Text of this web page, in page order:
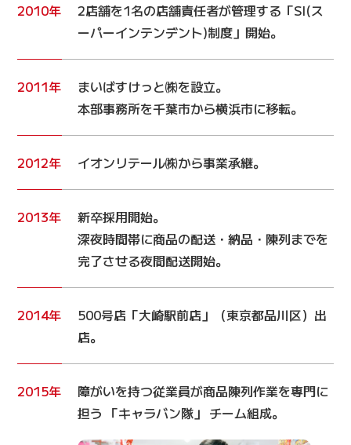
2010年
2店舗を1名の店舗責任者が管理する「SI(ス
ーパーインテンデント)制度」開始。
2011年
まいばすけっと㈱を設立。
本部事務所を千葉市から横浜市に移転。
2012年 イオンリテール㈱から事業承継。
2013年
新卒採用開始。
深夜時間帯に商品の配送・納品・陳列までを
完了させる夜間配送開始。
2014年
500号店「大崎駅前店」（東京都品川区）出
店。
2015年
障がいを持つ従業員が商品陳列作業を専門に
担う 「キャラバン隊」 チーム組成。